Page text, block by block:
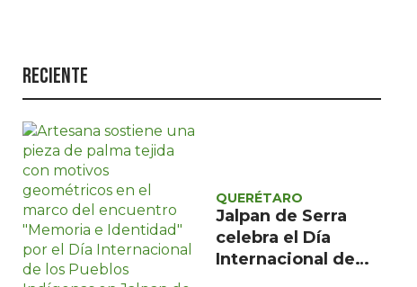
Política
Turismo
Estilo de vida
Opinión
Reciente
QUERÉTARO
Jalpan de Serra
celebra el Día
Internacional de